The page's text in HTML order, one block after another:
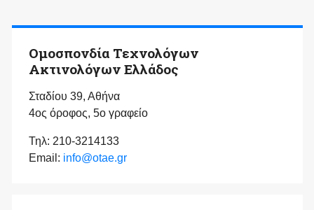
Ομοσπονδία Τεχνολόγων
Ακτινολόγων Ελλάδος
Σταδίου 39, Αθήνα
4ος όροφος, 5ο γραφείο
Τηλ: 210-3214133
Email: info@otae.gr